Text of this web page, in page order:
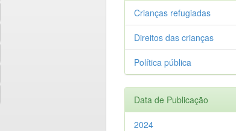
Crianças refugiadas
Direitos das crianças
Política pública
Data de Publicação
2024